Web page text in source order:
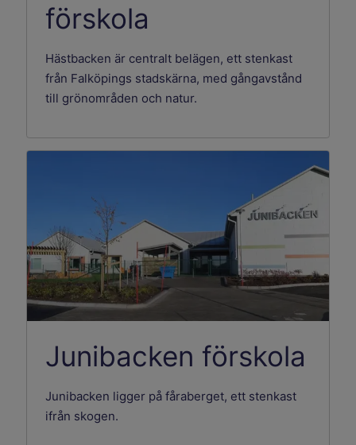
förskola
Hästbacken är centralt belägen, ett stenkast
från Falköpings stadskärna, med gångavstånd
till grönområden och natur.
Junibacken förskola
Junibacken ligger på fåraberget, ett stenkast
ifrån skogen.